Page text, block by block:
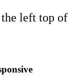
left top of